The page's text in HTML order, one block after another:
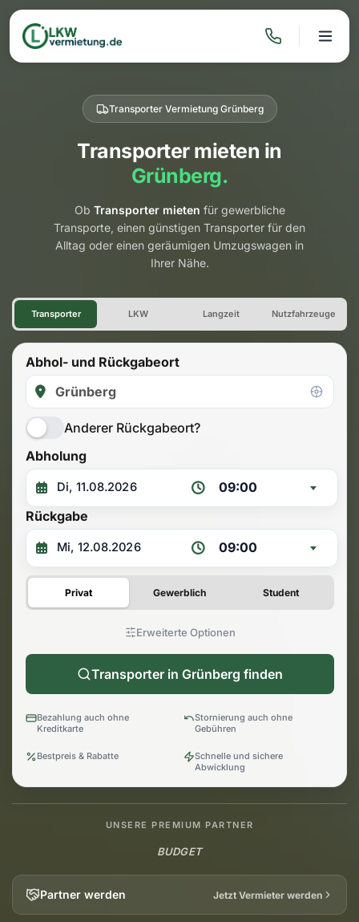
Transporter Vermietung Grünberg
Transporter mieten in
Grünberg.
Ob Transporter mieten für gewerbliche
Transporte, einen günstigen Transporter für den
Alltag oder einen geräumigen Umzugswagen in
Ihrer Nähe.
Transporter Vermietung
Transporter LKW Langzeit Nutzfahrzeuge
Abhol- und Rückgabeort
Anderer Rückgabeort?
Abholung
09:00
Rückgabe
09:00
Privat Gewerblich Student
Erweiterte Optionen
Transporter in Grünberg finden
Bezahlung auch ohne
Kreditkarte
Stornierung auch ohne
Gebühren
Bestpreis & Rabatte
Schnelle und sichere
Abwicklung
UNSERE PREMIUM PARTNER
BUDGET
Partner werden Jetzt Vermieter werden